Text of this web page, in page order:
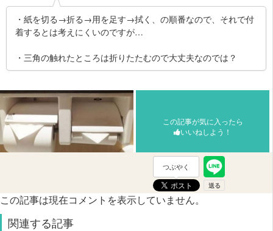
・紙を切る→折る→用を足す→拭く、の順番なので、それで付
着するとは考えにくいのですが…
・三角の触れたところは折りたたむので大丈夫なのでは？
この記事が気に入ったら
いいねしよう！
つぶやく
この記事は現在コメントを表示していません。
関連する記事